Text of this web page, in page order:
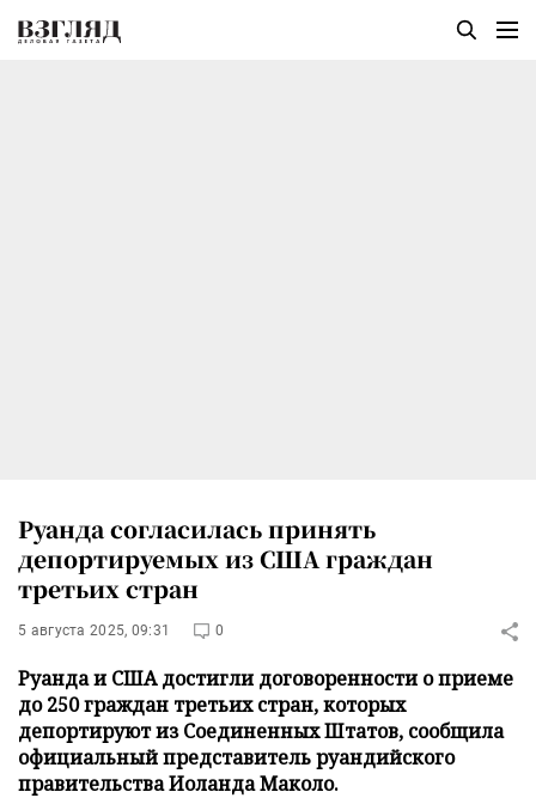
Руанда согласилась принять
депортируемых из США граждан
третьих стран
5 августа 2025, 09:31 0
Руанда и США достигли договоренности о приеме
до 250 граждан третьих стран, которых
депортируют из Соединенных Штатов, сообщила
официальный представитель руандийского
правительства Иоланда Маколо.